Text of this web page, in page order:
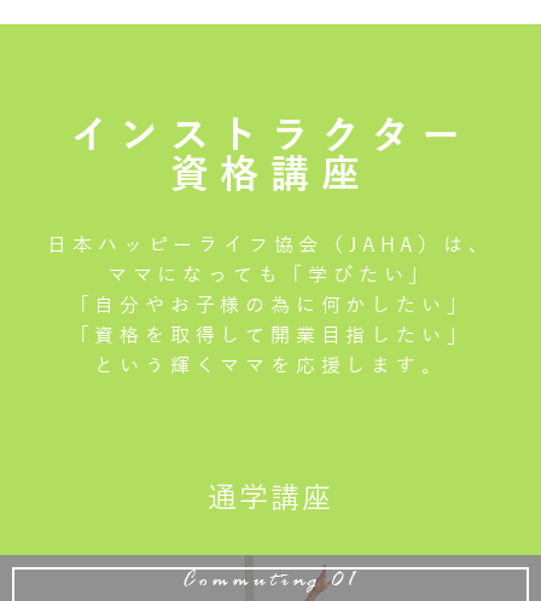
インストラクター
資格講座
日本ハッピーライフ協会（JAHA）は、
ママになっても「学びたい」
「自分やお子様の為に何かしたい」
「資格を取得して開業目指したい」
という輝くママを応援します。
通学講座
Commuting 01